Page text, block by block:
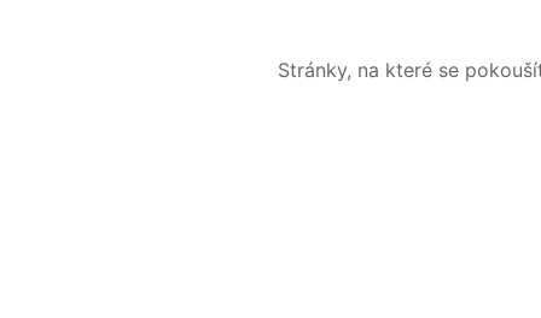
Stránky, na které se